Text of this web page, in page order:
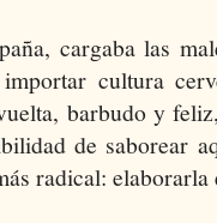
cargaba las
cultura
barbudo y
de saborear
radical: elaborarla